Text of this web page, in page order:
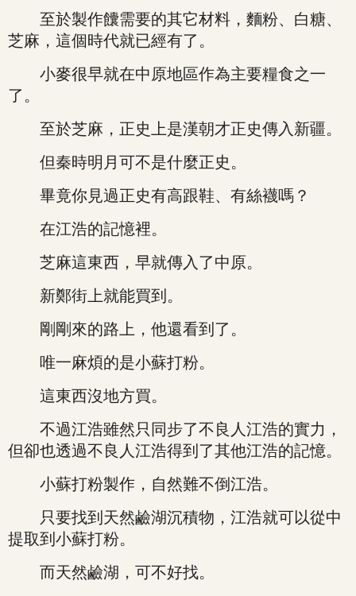
至於製作饢需要的其它材料，麵粉、白糖、
芝麻，這個時代就已經有了。
小麥很早就在中原地區作為主要糧食之一
了。
至於芝麻，正史上是漢朝才正史傳入新疆。
但秦時明月可不是什麼正史。
畢竟你見過正史有高跟鞋、有絲襪嗎？
在江浩的記憶裡。
芝麻這東西，早就傳入了中原。
新鄭街上就能買到。
剛剛來的路上，他還看到了。
唯一麻煩的是小蘇打粉。
這東西沒地方買。
不過江浩雖然只同步了不良人江浩的實力，
但卻也透過不良人江浩得到了其他江浩的記憶。
小蘇打粉製作，自然難不倒江浩。
只要找到天然鹼湖沉積物，江浩就可以從中
提取到小蘇打粉。
而天然鹼湖，可不好找。